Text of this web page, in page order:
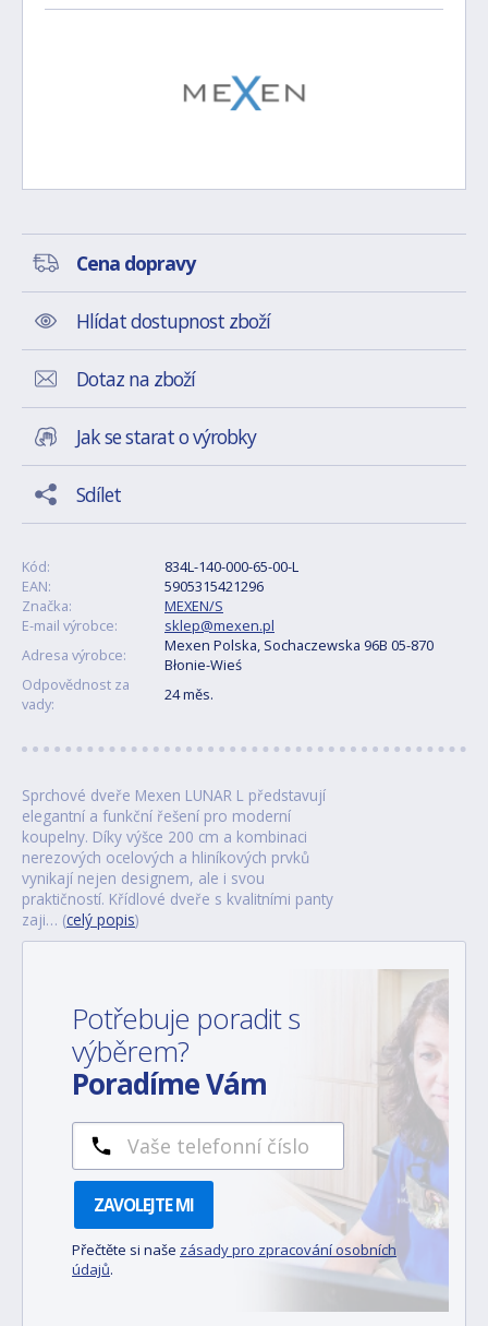
Cena dopravy
Hlídat dostupnost zboží
Dotaz na zboží
Jak se starat o výrobky
Sdílet
Kód:
834L-140-000-65-00-L
EAN:
5905315421296
Značka:
MEXEN/S
E-mail výrobce:
sklep@mexen.pl
Adresa výrobce:
Mexen Polska, Sochaczewska 96B 05-870
Błonie-Wieś
Odpovědnost za
vady:
24 měs.
Sprchové dveře Mexen LUNAR L představují
elegantní a funkční řešení pro moderní
koupelny. Díky výšce 200 cm a kombinaci
nerezových ocelových a hliníkových prvků
vynikají nejen designem, ale i svou
praktičností. Křídlové dveře s kvalitními panty
zaji… (celý popis)
Potřebuje poradit s
výběrem?
Poradíme Vám
ZAVOLEJTE MI
Přečtěte si naše zásady pro zpracování osobních
údajů.